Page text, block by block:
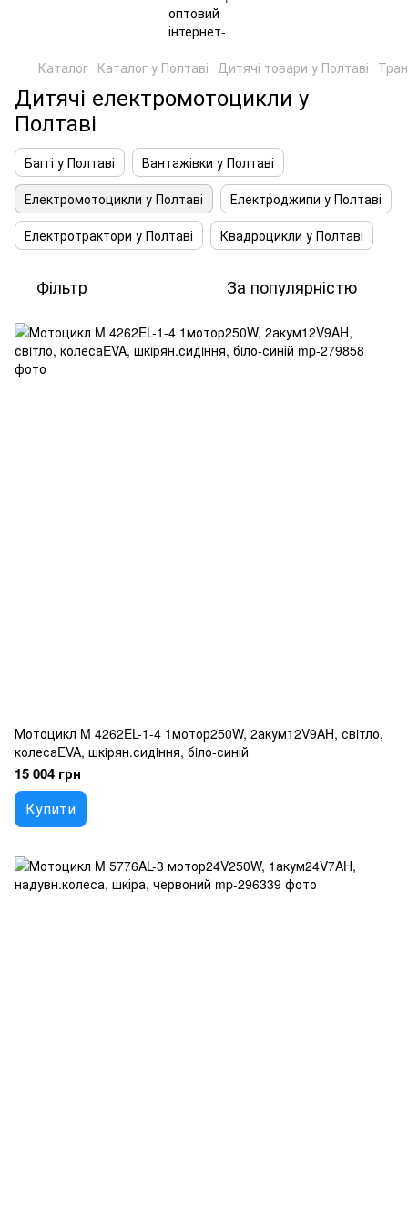
Каталог Каталог у Полтаві Дитячі товари у Полтаві
Дитячі електромотоцикли у
Полтаві
Баггі у Полтаві
Вантажівки у Полтаві
Електромотоцикли у Полтаві
Електроджипи у Полтаві
Електротрактори у Полтаві
Квадроцикли у Полтаві
Фільтр За популярністю
Мотоцикл M 4262EL-1-4 1мотор250W, 2акум12V9AH, свiтло,
колесаEVA, шкiрян.сидiння, бiло-синій
15 004 грн
Купити